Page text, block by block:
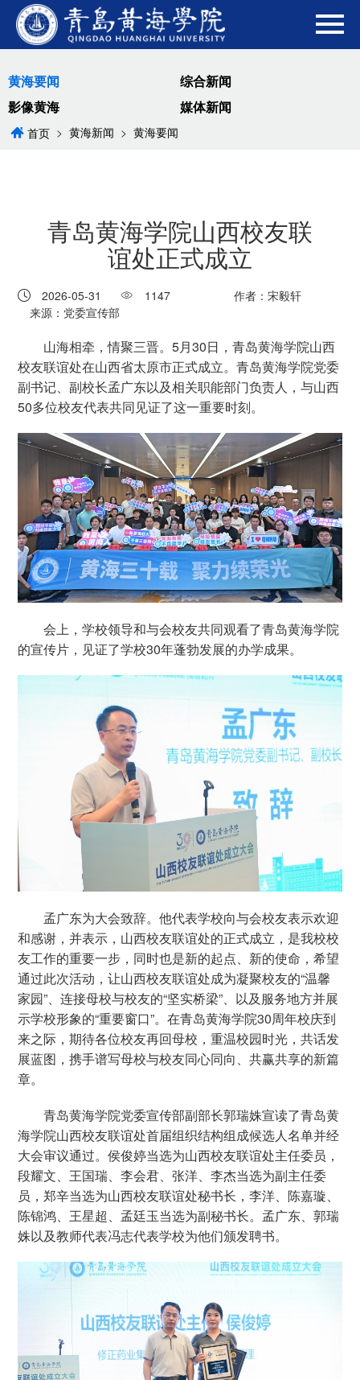
黄海要闻
综合新闻
影像黄海
媒体新闻
首页 > 黄海新闻 > 黄海要闻
青岛黄海学院山西校友联
谊处正式成立
2026-05-31 1147
作者：宋毅轩
来源：党委宣传部
山海相牵，情聚三晋。5月30日，青岛黄海学院山西
校友联谊处在山西省太原市正式成立。青岛黄海学院党委
副书记、副校长孟广东以及相关职能部门负责人，与山西
50多位校友代表共同见证了这一重要时刻。
会上，学校领导和与会校友共同观看了青岛黄海学院
的宣传片，见证了学校30年蓬勃发展的办学成果。
孟广东为大会致辞。他代表学校向与会校友表示欢迎
和感谢，并表示，山西校友联谊处的正式成立，是我校校
友工作的重要一步，同时也是新的起点、新的使命，希望
通过此次活动，让山西校友联谊处成为凝聚校友的“温馨
家园”、连接母校与校友的“坚实桥梁”、以及服务地方并展
示学校形象的“重要窗口”。在青岛黄海学院30周年校庆到
来之际，期待各位校友再回母校，重温校园时光，共话发
展蓝图，携手谱写母校与校友同心同向、共赢共享的新篇
章。
青岛黄海学院党委宣传部副部长郭瑞姝宣读了青岛黄
海学院山西校友联谊处首届组织结构组成候选人名单并经
大会审议通过。侯俊婷当选为山西校友联谊处主任委员，
段耀文、王国瑞、李会君、张洋、李杰当选为副主任委
员，郑辛当选为山西校友联谊处秘书长，李洋、陈嘉璇、
陈锦鸿、王星超、孟廷玉当选为副秘书长。孟广东、郭瑞
姝以及教师代表冯志代表学校为他们颁发聘书。